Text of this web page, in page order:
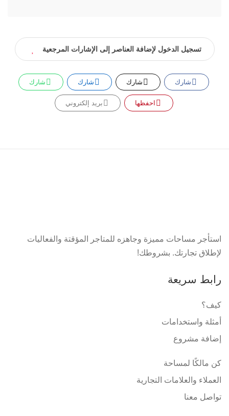
تسجيل الدخول لإضافة العناصر إلى الإشارات المرجعية
شارك شارك شارك شارك
احفظها بريد إلكتروني
استأجر مساحات مميزة وجاهزه للمتاجر المؤقتة والفعاليات
لإطلاق تجارتك. بشروطك!
رابط سريعة
كيف؟
أمثلة واستخدامات
إضافة مشروع
كن مالكًا لمساحة
العملاء والعلامات التجارية
تواصل معنا